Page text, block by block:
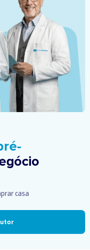
casa